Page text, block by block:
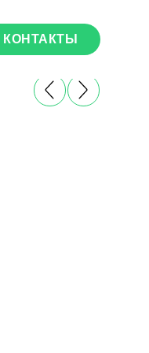
КОНТАКТЫ